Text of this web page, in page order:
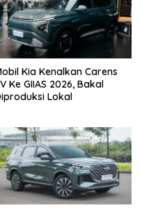
Kia Kenalkan Carens
Ke GIIAS 2026, Bakal
Lokal